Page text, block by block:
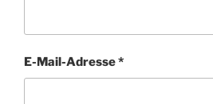
E-Mail-Adresse*